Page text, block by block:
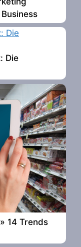
Die
14 Trends